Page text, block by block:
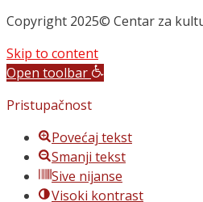
Copyright 2025© Centar za
Skip to content
Open toolbar
Pristupačnost
Povećaj tekst
Smanji tekst
Sive nijanse
Visoki kontrast